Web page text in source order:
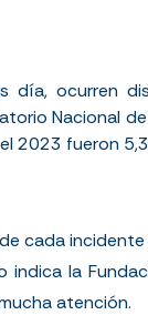
día, ocurren
Nacional
2023 fueron
cada
indica la
atención.